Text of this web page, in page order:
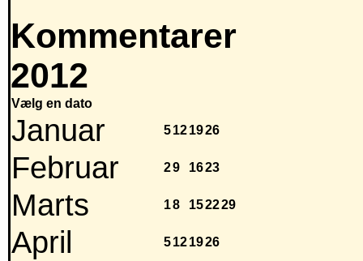
Kommentarer
2012
Vælg en dato
Januar 5121926
Februar 29 1623
Marts 18 152229
April 5121926